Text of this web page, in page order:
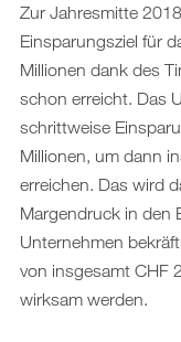
Zur Jahresmitte
Einsparungsziel für
Millionen dank des
schon erreicht. Das
schrittweise
Millionen, um dann
erreichen. Das wird
Margendruck in den
Unternehmen
von insgesamt CHF
wirksam werden.